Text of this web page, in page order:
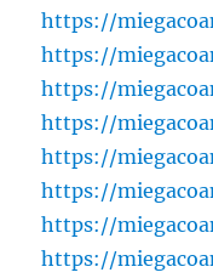
https://
https://
https://
https://
https://
https://
https://
https://